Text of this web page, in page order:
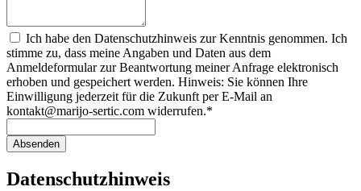
Ich habe den Datenschutzhinweis zur Kenntnis genommen. Ich
stimme zu, dass meine Angaben und Daten aus dem
Anmeldeformular zur Beantwortung meiner Anfrage elektronisch
erhoben und gespeichert werden. Hinweis: Sie können Ihre
Einwilligung jederzeit für die Zukunft per E-Mail an
kontakt@marijo-sertic.com widerrufen.*
Absenden
Datenschutzhinweis